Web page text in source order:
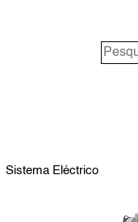
Sistema Eléctrico